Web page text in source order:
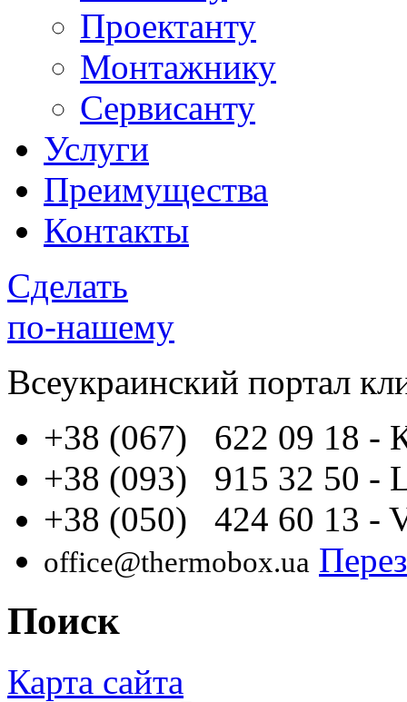
Проектанту
Монтажнику
Сервисанту
Услуги
Преимущества
Контакты
Сделать
по-нашему
Всеукраинский портал
+38 (067) 622 09 18 -
+38 (093) 915 32 50 -
+38 (050) 424 60 13 -
office@thermobox.ua
Поиск
Карта сайта